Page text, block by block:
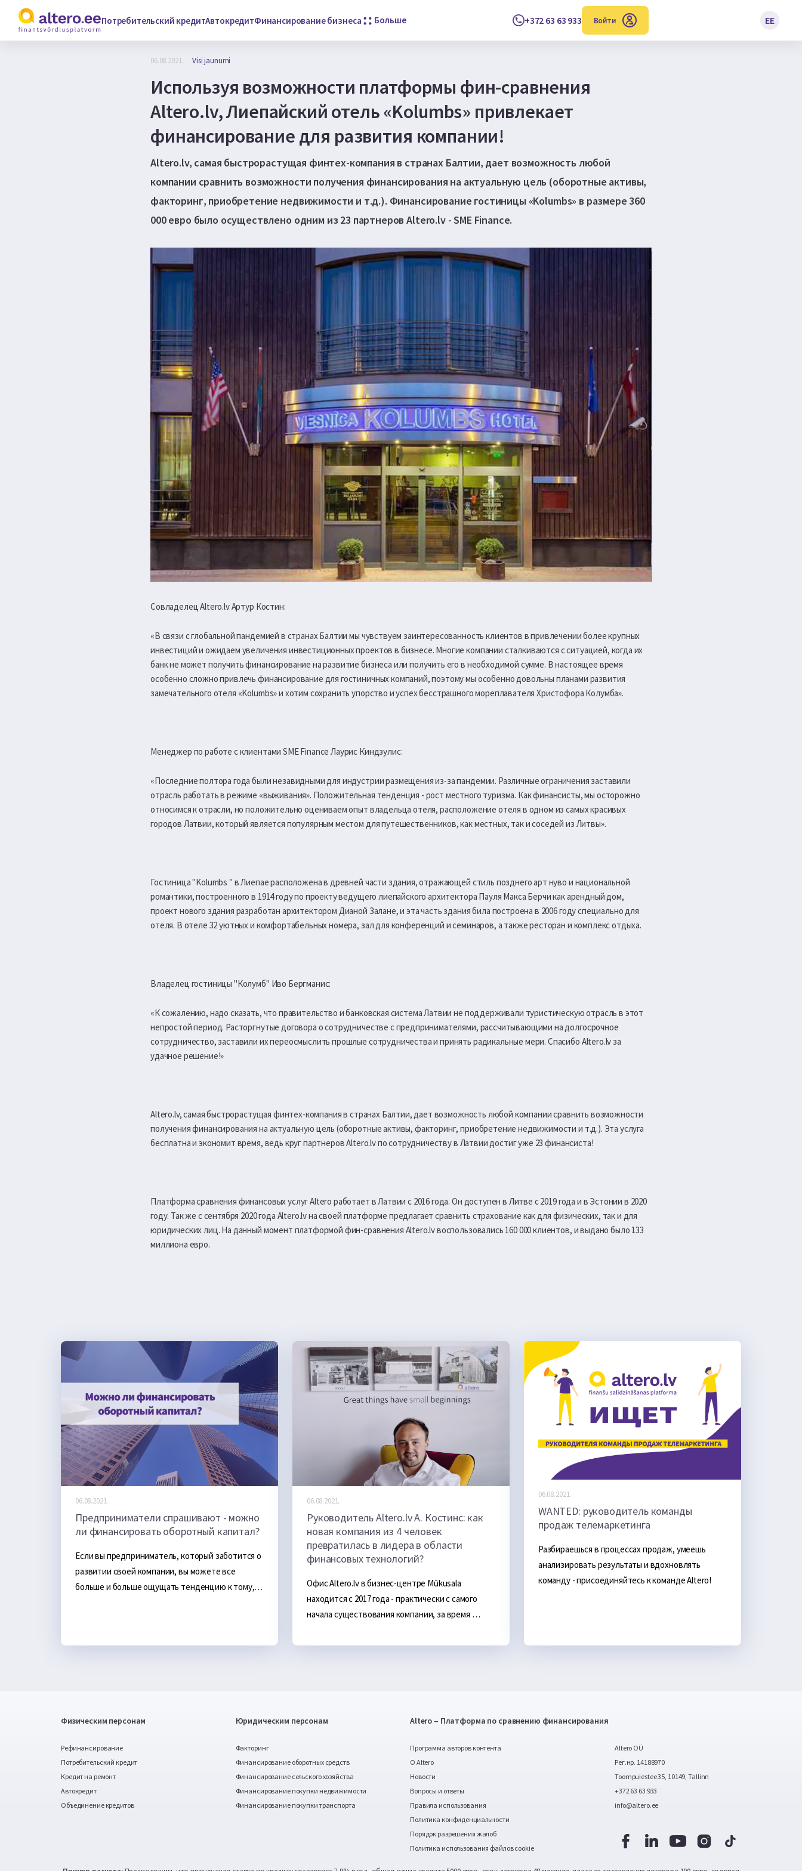
Потребительский кредитАвтокредитФинансирование бизнеса Больше +372 63 63 933 Войти EE
06.08.2021. Visi jaunumi
Используя возможности платформы фин-сравнения
Altero.lv, Лиепайский отель «Kolumbs» привлекает
финансирование для развития компании!
Altero.lv, самая быстрорастущая финтех-компания в странах Балтии, дает возможность любой
компании сравнить возможности получения финансирования на актуальную цель (оборотные активы,
факторинг, приобретение недвижимости и т.д.). Финансирование гостиницы «Kolumbs» в размере 360
000 евро было осуществлено одним из 23 партнеров Altero.lv - SME Finance.
Совладелец Altero.lv Артур Костин:
«В связи с глобальной пандемией в странах Балтии мы чувствуем заинтересованность клиентов в привлечении более крупных
инвестиций и ожидаем увеличения инвестиционных проектов в бизнесе. Многие компании сталкиваются с ситуацией, когда их
банк не может получить финансирование на развитие бизнеса или получить его в необходимой сумме. В настоящее время
особенно сложно привлечь финансирование для гостиничных компаний, поэтому мы особенно довольны планами развития
замечательного отеля «Kolumbs» и хотим сохранить упорство и успех бесстрашного мореплавателя Христофора Колумба».
Менеджер по работе с клиентами SME Finance Лаурис Киндзулис:
«Последние полтора года были незавидными для индустрии размещения из-за пандемии. Различные ограничения заставили
отрасль работать в режиме «выживания». Положительная тенденция - рост местного туризма. Как финансисты, мы осторожно
относимся к отрасли, но положительно оцениваем опыт владельца отеля, расположение отеля в одном из самых красивых
городов Латвии, который является популярным местом для путешественников, как местных, так и соседей из Литвы».
Гостиница "Kolumbs " в Лиепае расположена в древней части здания, отражающей стиль позднего арт нуво и национальной
романтики, построенного в 1914 году по проекту ведущего лиепайского архитектора Пауля Макса Берчи как арендный дом,
проект нового здания разработан архитектором Дианой Залане, и эта часть здания била построена в 2006 году специально для
отеля. В отеле 32 уютных и комфортабельных номера, зал для конференций и семинаров, а также ресторан и комплекс отдыха.
Владелец гостиницы "Колумб" Иво Бергманис:
«К сожалению, надо сказать, что правительство и банковская система Латвии не поддерживали туристическую отрасль в этот
непростой период. Расторгнутые договора о сотрудничестве с предпринимателями, рассчитывающими на долгосрочное
сотрудничество, заставили их переосмыслить прошлые сотрудничества и принять радикальные мери. Спасибо Altero.lv за
удачное решение!»
Altero.lv, самая быстрорастущая финтех-компания в странах Балтии, дает возможность любой компании сравнить возможности
получения финансирования на актуальную цель (оборотные активы, факторинг, приобретение недвижимости и т.д.). Эта услуга
бесплатна и экономит время, ведь круг партнеров Altero.lv по сотрудничеству в Латвии достиг уже 23 финансиста!
Платформа сравнения финансовых услуг Altero работает в Латвии с 2016 года. Он доступен в Литве с 2019 года и в Эстонии в 2020
году. Так же с сентября 2020 года Altero.lv на своей платформе предлагает сравнить страхование как для физических, так и для
юридических лиц. На данный момент платформой фин-сравнения Altero.lv воспользовались 160 000 клиентов, и выдано было 133
миллиона евро.
06.08.2021.
Предприниматели спрашивают - можно
ли финансировать оборотный капитал?
Если вы предприниматель, который заботится о
развитии своей компании, вы можете все
больше и больше ощущать тенденцию к тому,
предлагаемые покупателями. Часто возникают
06.08.2021.
Руководитель Altero.lv А. Костинс: как
новая компания из 4 человек
превратилась в лидера в области
финансовых технологий?
Офис Altero.lv в бизнес-центре Mūkusala
находится с 2017 года - практически с самого
начала существования компании, за время
количеству сотрудников - в этом году Forbes
06.08.2021.
WANTED: руководитель команды
продаж телемаркетинга
Разбираешься в процессах продаж, умеешь
анализировать результаты и вдохновлять
команду - присоединяйтесь к команде Аltero!
Физическим персонам
Рефинансирование
Потребительский кредит
Кредит на ремонт
Автокредит
Объединение кредитов
Юридическим персонам
Факторинг
Финансирование оборотных средств
Финансирование сельского хозяйства
Финансирование покупки недвижимости
Финансирование покупки транспорта
Altero – Платформа по сравнению финансирования
Программа авторов контента
О Altero
Новости
Вопросы и ответы
Правила использования
Политикa конфиденциальности
Порядок разрешения жалоб
Политика использования файлов cookie
Altero OÜ
Рег.нр. 14188970
Toompuiestee 35, 10149, Tallinn
+372 63 63 933
info@altero.ee